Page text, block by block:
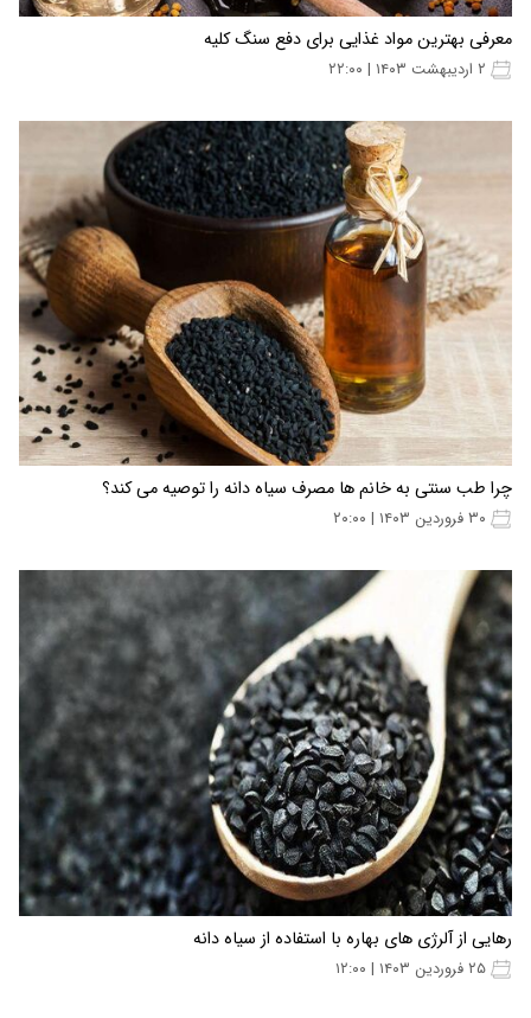
معرفی بهترین مواد غذایی برای دفع سنگ کلیه
چرا طب سنتی به خانم ها مصرف سیاه دانه را توصیه می کند؟
رهایی از آلرژی های بهاره با استفاده از سیاه دانه